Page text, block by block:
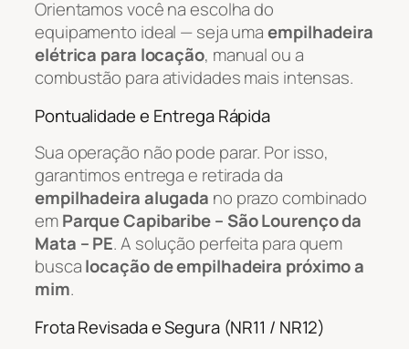
Orientamos você na escolha do
equipamento ideal — seja umaempilhadeira
elétrica para locação, manual ou a
combustão para atividades mais intensas.
Pontualidade e Entrega Rápida
Sua operação não pode parar. Por isso,
garantimos entrega e retirada da
empilhadeira alugada no prazo combinado
emParque Capibaribe – São Lourenço da
Mata – PE. A solução perfeita para quem
buscalocação de empilhadeira próximo a
mim.
Frota Revisada e Segura (NR11 / NR12)